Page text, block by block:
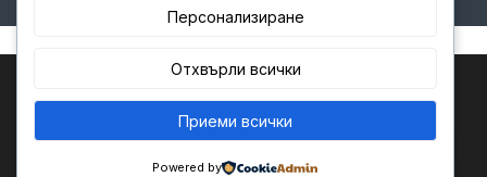
Персонализиране
Отхвърли всички
Приеми всички
Powered by
Ние използваме бисквитки, за да ви предоставим най-
доброто изживяване на нашия уебсайт.
Можете да научите повече за това кои бисквитки
използваме или да ги изключите вНастройки.